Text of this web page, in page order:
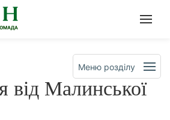
Меню розділу
від Малинської